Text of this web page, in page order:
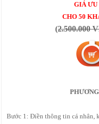
GIÁ
CHO 50
(2.500.000
Bước 1: Điền thông tin cá nhân,